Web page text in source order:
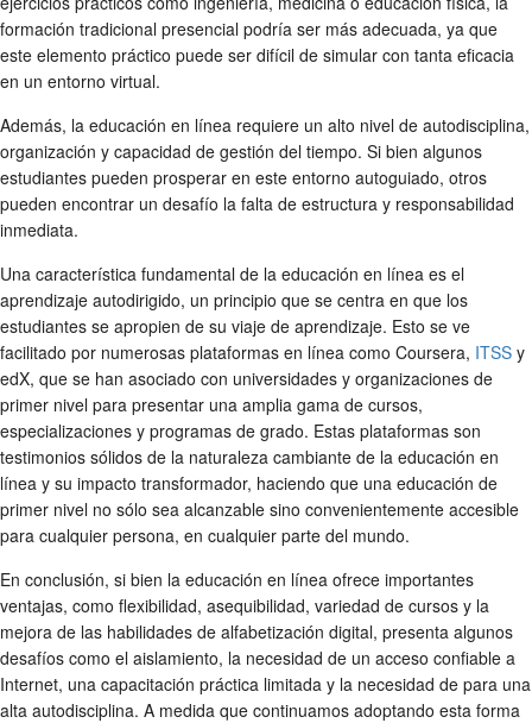
formación tradicional presencial podría ser más adecuada, ya que
este elemento práctico puede ser difícil de simular con tanta eficacia
en un entorno virtual.
Además, la educación en línea requiere un alto nivel de autodisciplina,
organización y capacidad de gestión del tiempo. Si bien algunos
estudiantes pueden prosperar en este entorno autoguiado, otros
pueden encontrar un desafío la falta de estructura y responsabilidad
inmediata.
Una característica fundamental de la educación en línea es el
aprendizaje autodirigido, un principio que se centra en que los
estudiantes se apropien de su viaje de aprendizaje. Esto se ve
facilitado por numerosas plataformas en línea como Coursera, ITSS y
edX, que se han asociado con universidades y organizaciones de
primer nivel para presentar una amplia gama de cursos,
especializaciones y programas de grado. Estas plataformas son
testimonios sólidos de la naturaleza cambiante de la educación en
línea y su impacto transformador, haciendo que una educación de
primer nivel no sólo sea alcanzable sino convenientemente accesible
para cualquier persona, en cualquier parte del mundo.
En conclusión, si bien la educación en línea ofrece importantes
ventajas, como flexibilidad, asequibilidad, variedad de cursos y la
mejora de las habilidades de alfabetización digital, presenta algunos
desafíos como el aislamiento, la necesidad de un acceso confiable a
Internet, una capacitación práctica limitada y la necesidad de para una
alta autodisciplina. A medida que continuamos adoptando esta forma